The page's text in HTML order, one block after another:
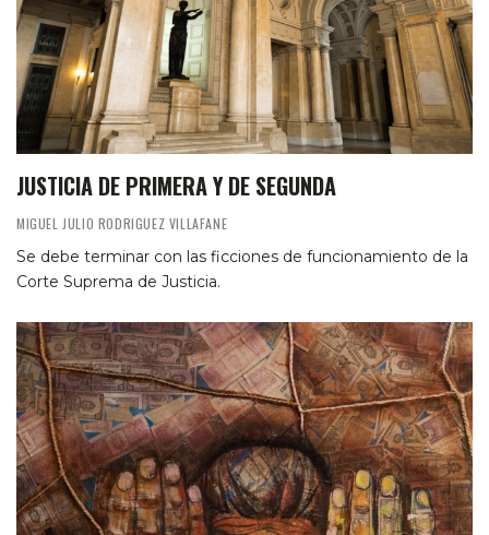
JUSTICIA DE PRIMERA Y DE SEGUNDA
MIGUEL JULIO RODRIGUEZ VILLAFANE
Se debe terminar con las ficciones de funcionamiento de la
Corte Suprema de Justicia.